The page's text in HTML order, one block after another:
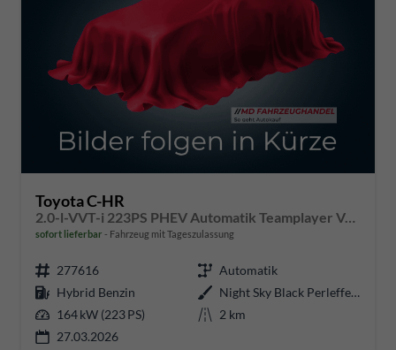
Toyota C-HR
2.0-l-VVT-i 223PS PHEV Automatik Teamplayer Voll-LED elektr. Heckklappe Sitzheizung Lenkradheizung Klimaautomatik Navi Bluetooth wireless Apple CarPlay + Android Auto ACC PDC v+h Rückf.Kamera 18"LM vollelektr. Reichweite 66KM
sofort lieferbar Fahrzeug mit Tageszulassung
277616
Automatik
Hybrid Benzin
Night Sky Black Perleffekt
164 kW (223 PS)
2 km
27.03.2026